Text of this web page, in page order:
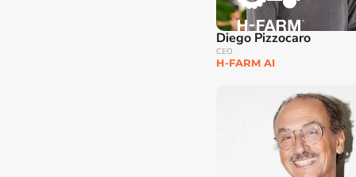
Diego Pizzocaro
CEO
H-FARM AI